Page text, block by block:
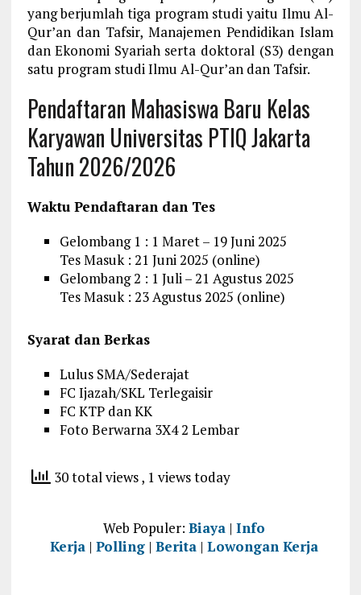
yang berjumlah tiga program studi yaitu Ilmu Al-
Qur’an dan Tafsir, Manajemen Pendidikan Islam
dan Ekonomi Syariah serta doktoral (S3) dengan
satu program studi Ilmu Al-Qur’an dan Tafsir.
Pendaftaran Mahasiswa Baru Kelas
Karyawan Universitas PTIQ Jakarta
Tahun 2026/2026
Waktu Pendaftaran dan Tes
Gelombang 1 : 1 Maret – 19 Juni 2025
Tes Masuk : 21 Juni 2025 (online)
Gelombang 2 : 1 Juli – 21 Agustus 2025
Tes Masuk : 23 Agustus 2025 (online)
Syarat dan Berkas
Lulus SMA/Sederajat
FC Ijazah/SKL Terlegaisir
FC KTP dan KK
Foto Berwarna 3X4 2 Lembar
30 total views, 1 views today
Web Populer:Biaya |Info
Kerja |Polling |Berita |Lowongan Kerja